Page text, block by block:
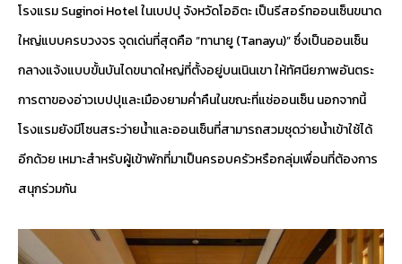
โรงแรม Suginoi Hotel ในเบปปุ จังหวัดโออิตะ เป็นรีสอร์ทออนเซ็นขนาด
ใหญ่แบบครบวงจร จุดเด่นที่สุดคือ “ทานายู (Tanayu)” ซึ่งเป็นออนเซ็น
กลางแจ้งแบบขั้นบันไดขนาดใหญ่ที่ตั้งอยู่บนเนินเขา ให้ทัศนียภาพอันตระ
การตาของอ่าวเบปปุและเมืองยามค่ำคืนในขณะที่แช่ออนเซ็น นอกจากนี้
โรงแรมยังมีโซนสระว่ายน้ำและออนเซ็นที่สามารถสวมชุดว่ายน้ำเข้าใช้ได้
อีกด้วย เหมาะสำหรับผู้เข้าพักที่มาเป็นครอบครัวหรือกลุ่มเพื่อนที่ต้องการ
สนุกร่วมกัน